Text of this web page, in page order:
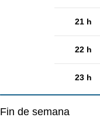
21 h
22 h
23 h
Fin de semana